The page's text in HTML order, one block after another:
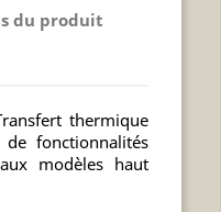
du produit
thermique
de fonctionnalités
modèles haut